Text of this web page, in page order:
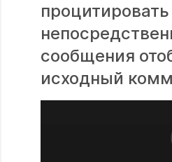
сообщения
исходный